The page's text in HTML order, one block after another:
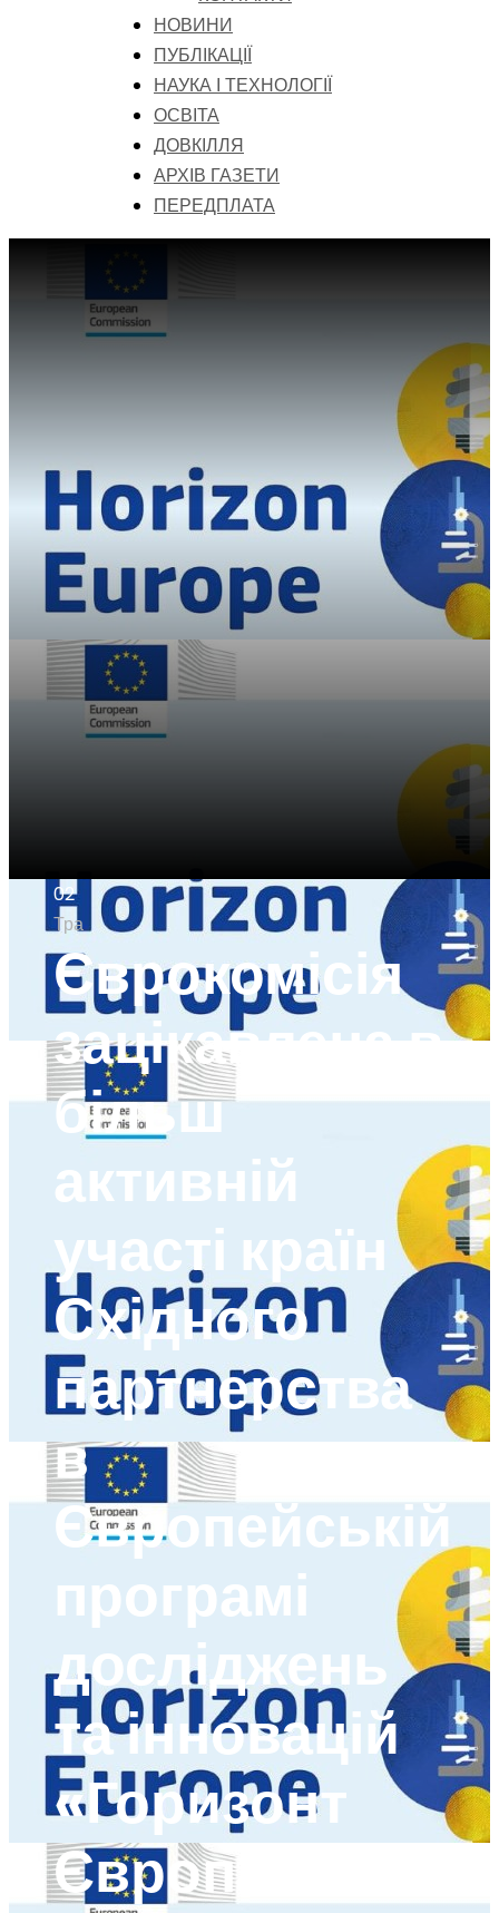
НОВИНИ
ПУБЛІКАЦІЇ
НАУКА І ТЕХНОЛОГІЇ
ОСВІТА
ДОВКІЛЛЯ
АРХІВ ГАЗЕТИ
ПЕРЕДПЛАТА
02
Тра
Єврокомісія
зацікавлена ​​в
більш
активній
участі країн
Східного
партнерства
в
Європейській
програмі
досліджень
та інновацій
«Горизонт
Європа»